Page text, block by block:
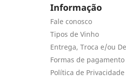
Informação
Fale conosco
Tipos de Vinho
Entrega, Troca e/ou
Formas de pagamento
Política de Privacidade